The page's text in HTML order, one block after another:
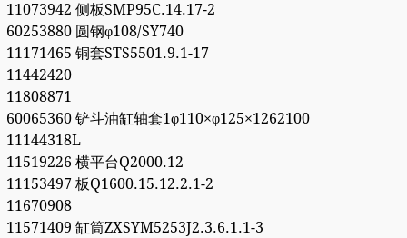
11073942 侧板SMP95C.14.17-2
60253880 圆钢φ108/SY740
11171465 铜套STS5501.9.1-17
11442420
11808871
60065360 铲斗油缸轴套1φ110×φ125×1262100
11144318L
11519226 横平台Q2000.12
11153497 板Q1600.15.12.2.1-2
11670908
11571409 缸筒ZXSYM5253J2.3.6.1.1-3